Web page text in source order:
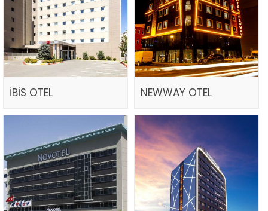
İBİS OTEL NEWWAY OTEL